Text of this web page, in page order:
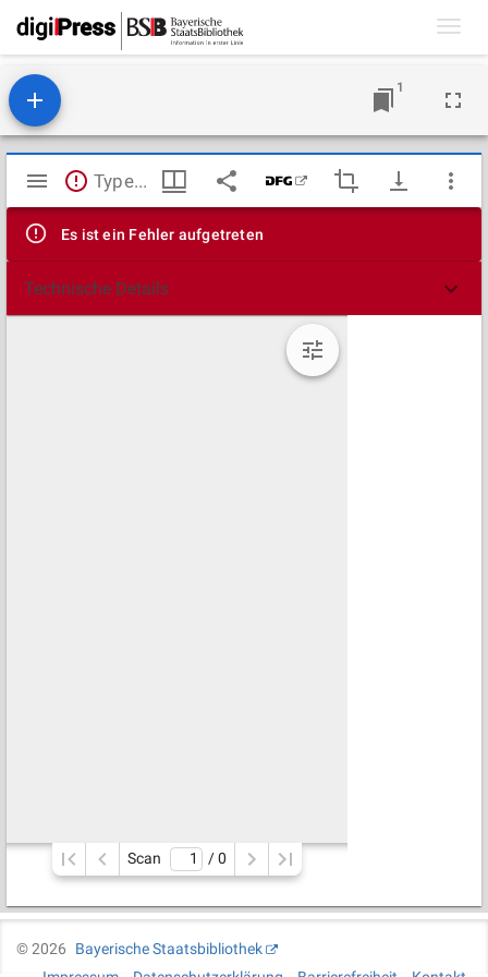
1
Mirador
Viewer
TypeError: Failed to fetch
Es ist ein Fehler aufgetreten
Technische Details
Scan / 0
©2026
Bayerische Staatsbibliothek